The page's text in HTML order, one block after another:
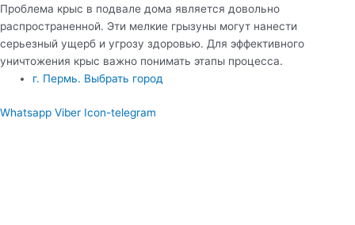
Проблема крыс в подвале дома является довольно
распространенной. Эти мелкие грызуны могут нанести
серьезный ущерб и угрозу здоровью. Для эффективного
уничтожения крыс важно понимать этапы процесса.
​г. Пермь. Выбрать город
Whatsapp Viber Icon-telegram